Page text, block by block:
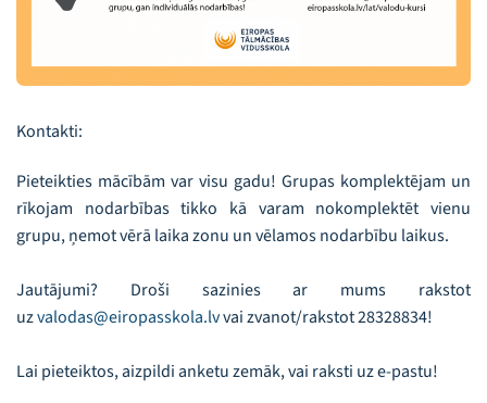
Kontakti:
Pieteikties mācībām var visu gadu! Grupas komplektējam un
rīkojam nodarbības tikko kā varam nokomplektēt vienu
grupu, ņemot vērā laika zonu un vēlamos nodarbību laikus.
Jautājumi? Droši sazinies ar mums rakstot
uzvalodas@eiropasskola.lvvai zvanot/rakstot 28328834!
Lai pieteiktos, aizpildi anketu zemāk, vai raksti uz e-pastu!